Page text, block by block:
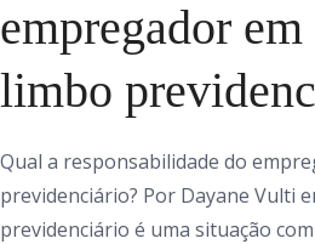
empregador em
limbo
Qual a responsabilidade do
previdenciário? Por Dayane Vulti
previdenciário é uma situação